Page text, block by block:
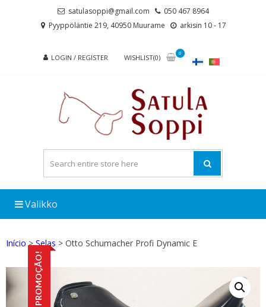
satulasoppi@gmail.com
050 467 8964
Pyyppöläntie 219, 40950 Muurame
arkisin 10 - 17
LOGIN / REGISTER WISHLIST(0)
0
Valikko
Início >Selas > Otto Schumacher Profi Dynamic E
PROMOÇÃO!